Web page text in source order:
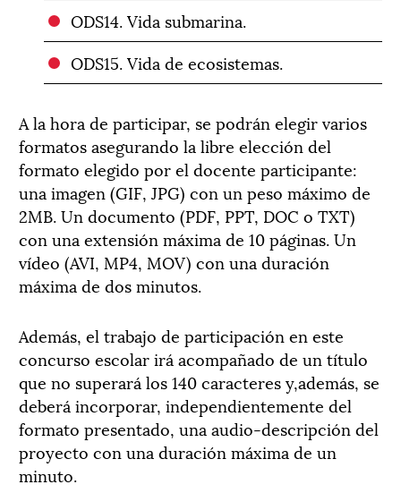
ODS14. Vida submarina.
ODS15. Vida de ecosistemas.
A la hora de participar, se podrán elegir varios
formatos asegurando la libre elección del
formato elegido por el docente participante:
una imagen (GIF, JPG) con un peso máximo de
2MB. Un documento (PDF, PPT, DOC o TXT)
con una extensión máxima de 10 páginas. Un
vídeo (AVI, MP4, MOV) con una duración
máxima de dos minutos.
Además, el trabajo de participación en este
concurso escolar irá acompañado de un título
que no superará los 140 caracteres y,además, se
deberá incorporar, independientemente del
formato presentado, una audio-descripción del
proyecto con una duración máxima de un
minuto.